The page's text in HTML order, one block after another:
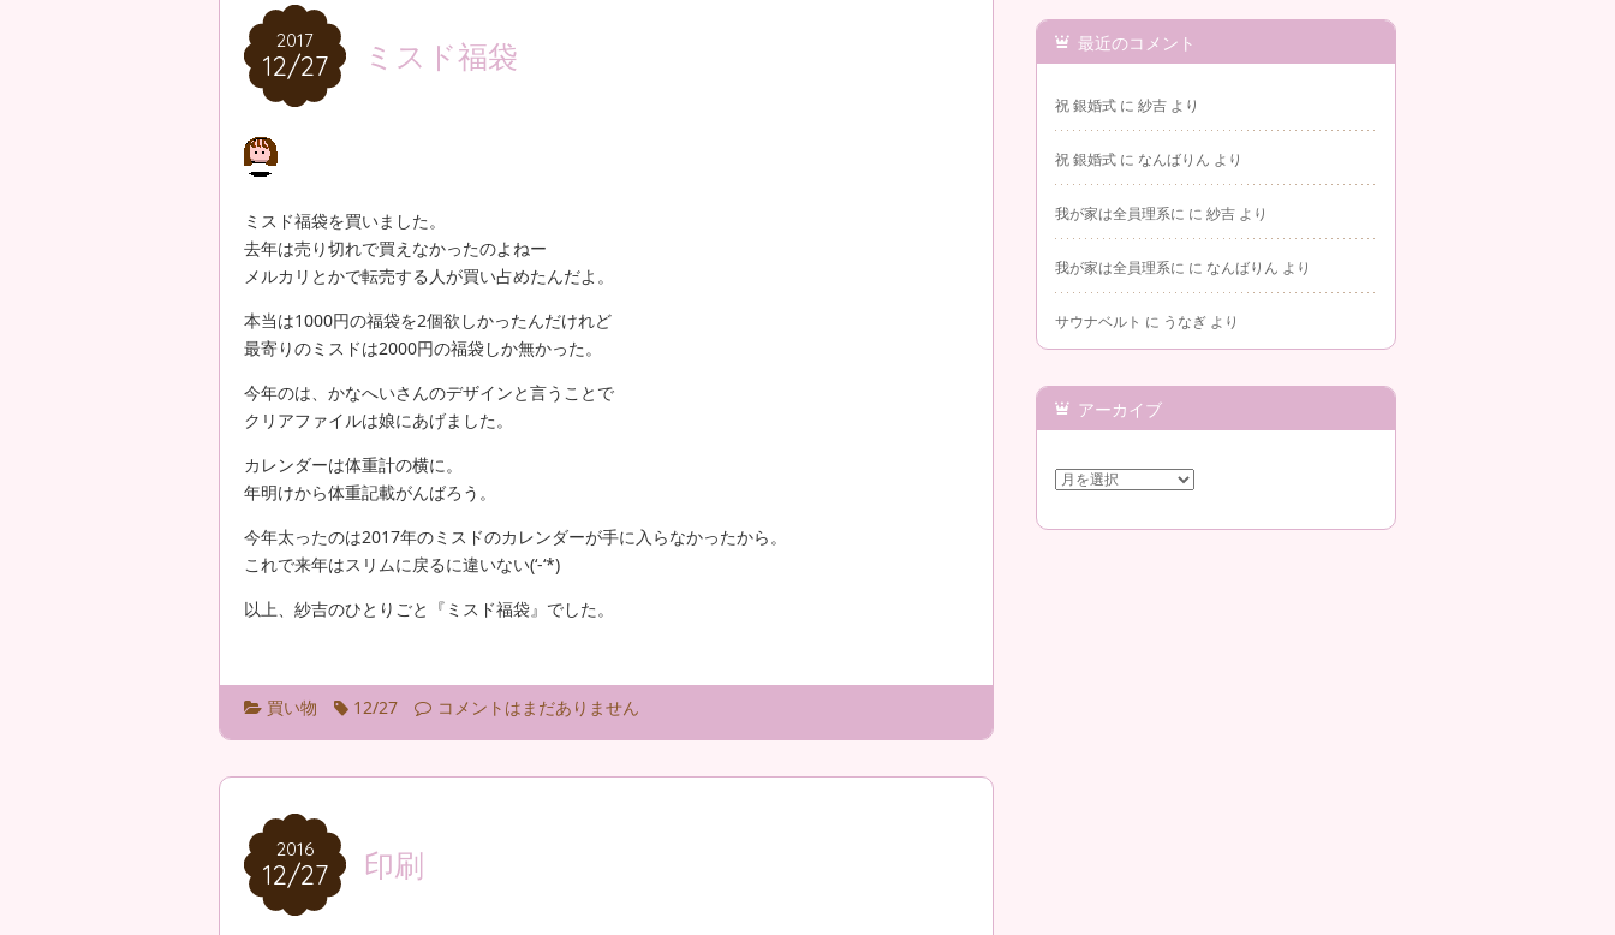
2017
12/27
2017
12/27 ミスド福袋
ミスド福袋を買いました。
去年は売り切れで買えなかったのよねー
メルカリとかで転売する人が買い占めたんだよ。
本当は1000円の福袋を2個欲しかったんだけれど
最寄りのミスドは2000円の福袋しか無かった。
今年のは、かなへいさんのデザインと言うことで
クリアファイルは娘にあげました。
カレンダーは体重計の横に。
年明けから体重記載がんばろう。
今年太ったのは2017年のミスドのカレンダーが手に入らなかったから。
これで来年はスリムに戻るに違いない(‘-‘*)
以上、紗吉のひとりごと『ミスド福袋』でした。
買い物 12/27 コメントはまだありません
2016
12/27
2016
12/27 印刷
最近のコメント
祝 銀婚式 に 紗吉 より
祝 銀婚式 に なんばりん より
我が家は全員理系に に 紗吉 より
我が家は全員理系に に なんばりん より
サウナベルト に うなぎ より
アーカイブ
ア
ー
イ